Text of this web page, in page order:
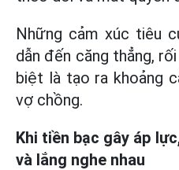
Những cảm xúc tiêu
dẫn đến căng thẳng,
biệt là tạo ra khoảng
vợ chồng.
Khi tiền bạc gây áp
và lắng nghe nhau